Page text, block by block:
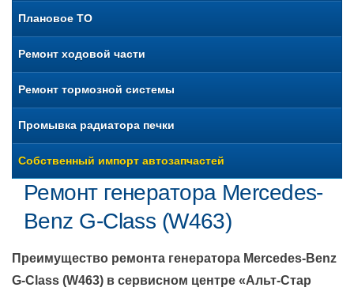
Плановое ТО
Ремонт ходовой части
Ремонт тормозной системы
Промывка радиатора печки
Собственный импорт автозапчастей
Ремонт генератора Mercedes-
Benz G-Class (W463)
Преимущество ремонта генератора Mercedes-Benz
G-Class (W463) в сервисном центре «Альт-Стар